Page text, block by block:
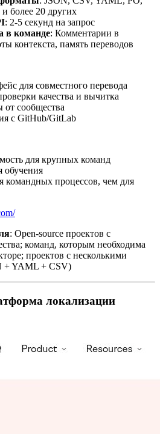
более 20 других
: 2-5 секунд на запрос
в команде: Комментарии в
контекста, память переводов
для совместного перевода
качества и вычитка
сообщества
с GitHub/GitLab
для крупных команд
обучения
командных процессов, чем для
: Open-source проектов с
команд, которым необходима
проектов с несколькими
+ YAML + CSV)
локализации